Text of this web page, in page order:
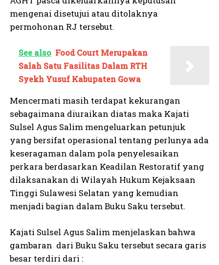
mengenai disetujui atau ditolaknya
permohonan RJ tersebut.
See also Food Court Merupakan
Salah Satu Fasilitas Dalam RTH
Syekh Yusuf Kabupaten Gowa
Mencermati masih terdapat kekurangan
sebagaimana diuraikan diatas maka Kajati
Sulsel Agus Salim mengeluarkan petunjuk
yang bersifat operasional tentang perlunya ada
keseragaman dalam pola penyelesaikan
perkara berdasarkan Keadilan Restoratif yang
dilaksanakan di Wilayah Hukum Kejaksaan
Tinggi Sulawesi Selatan yang kemudian
menjadi bagian dalam Buku Saku tersebut.
Kajati Sulsel Agus Salim menjelaskan bahwa
gambaran dari Buku Saku tersebut secara garis
besar terdiri dari :